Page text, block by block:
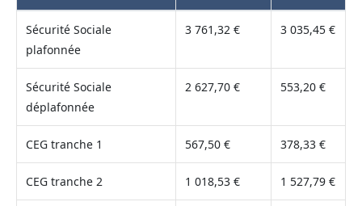
Sécurité Sociale
plafonnée
3 761,32 € 3 035,45 €
Sécurité Sociale
déplafonnée
2 627,70 € 553,20 €
CEG tranche 1 567,50 € 378,33 €
CEG tranche 2 1 018,53 € 1 527,79 €